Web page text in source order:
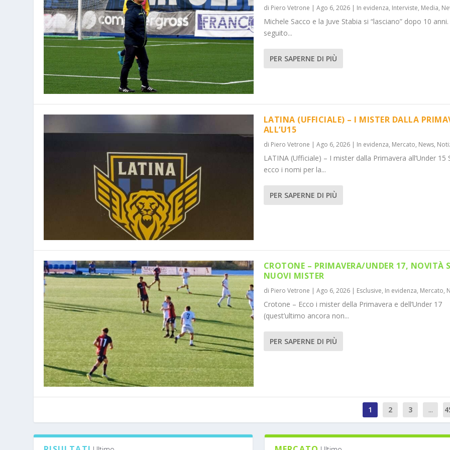
di Piero Vetrone | Ago 6, 2026| In evidenza, Interviste, Media,
Michele Sacco e la Juve Stabia si “lasciano” dopo 10
seguito...
PER SAPERNE DI PIÙ
LATINA (UFFICIALE) – I MISTER DALLA
ALL’U15
di Piero Vetrone | Ago 6, 2026| In evidenza, Mercato, News,
LATINA (Ufficiale) – I mister dalla Primavera all’Under 15
ecco i nomi per la...
PER SAPERNE DI PIÙ
CROTONE – PRIMAVERA/UNDER 17, NOVITÀ
NUOVI MISTER
di Piero Vetrone | Ago 6, 2026| Esclusive, In evidenza, Mercato,
Crotone – Ecco i mister della Primavera e dell’Under 17
(quest’ultimo ancora non...
PER SAPERNE DI PIÙ
1 2 3 ...